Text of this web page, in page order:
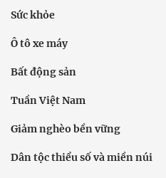
Sức khỏe
Ô tô xe máy
Bất động sản
Tuần Việt Nam
Giảm nghèo bền vững
Dân tộc thiểu số và miền núi